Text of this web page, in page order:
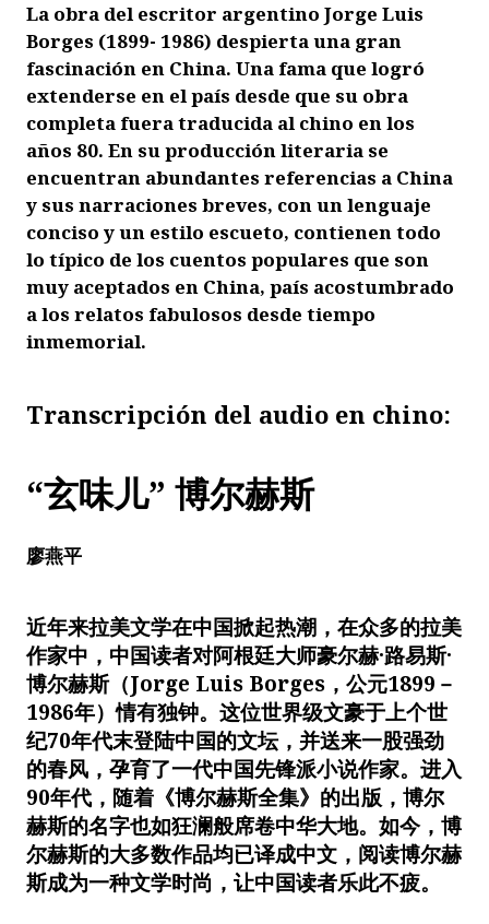
La obra del escritor argentino Jorge Luis
Borges (1899- 1986) despierta una gran
fascinación en China. Una fama que logró
extenderse en el país desde que su obra
completa fuera traducida al chino en los
años 80. En su producción literaria se
encuentran abundantes referencias a China
y sus narraciones breves, con un lenguaje
conciso y un estilo escueto, contienen todo
lo típico de los cuentos populares que son
muy aceptados en China, país acostumbrado
a los relatos fabulosos desde tiempo
inmemorial.
Transcripción del audio en chino:
“玄味儿” 博尔赫斯
廖燕平
近年来拉美文学在中国掀起热潮，在众多的拉美
作家中，中国读者对阿根廷大师豪尔赫·路易斯·
博尔赫斯（Jorge Luis Borges，公元1899－
1986年）情有独钟。这位世界级文豪于上个世
纪70年代末登陆中国的文坛，并送来一股强劲
的春风，孕育了一代中国先锋派小说作家。进入
90年代，随着《博尔赫斯全集》的出版，博尔
赫斯的名字也如狂澜般席卷中华大地。如今，博
尔赫斯的大多数作品均已译成中文，阅读博尔赫
斯成为一种文学时尚，让中国读者乐此不疲。